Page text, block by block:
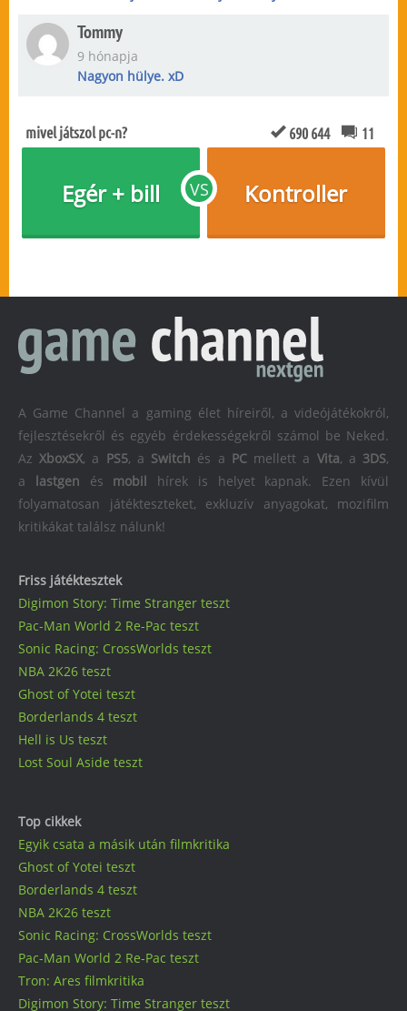
Tommy
9 hónapja
Nagyon hülye. xD
mivel játszol pc-n? 690 644 11
VS
Egér + bill Kontroller
Friss játéktesztek
Digimon Story: Time Stranger teszt
Pac-Man World 2 Re-Pac teszt
Sonic Racing: CrossWorlds teszt
NBA 2K26 teszt
Ghost of Yotei teszt
Borderlands 4 teszt
Hell is Us teszt
Lost Soul Aside teszt
Top cikkek
Egyik csata a másik után filmkritika
Ghost of Yotei teszt
Borderlands 4 teszt
NBA 2K26 teszt
Sonic Racing: CrossWorlds teszt
Pac-Man World 2 Re-Pac teszt
Tron: Ares filmkritika
Digimon Story: Time Stranger teszt
A Game Channel a gaming élet híreiről, a videójátékokról,
fejlesztésekről és egyéb érdekességekről számol be Neked.
AzXboxSX, a PS5, a Switch és a PCmellett a Vita, a 3DS,
a lastgen és mobil hírek is helyet kapnak. Ezen kívül
folyamatosan játékteszteket, exkluzív anyagokat, mozifilm
kritikákat találsz nálunk!